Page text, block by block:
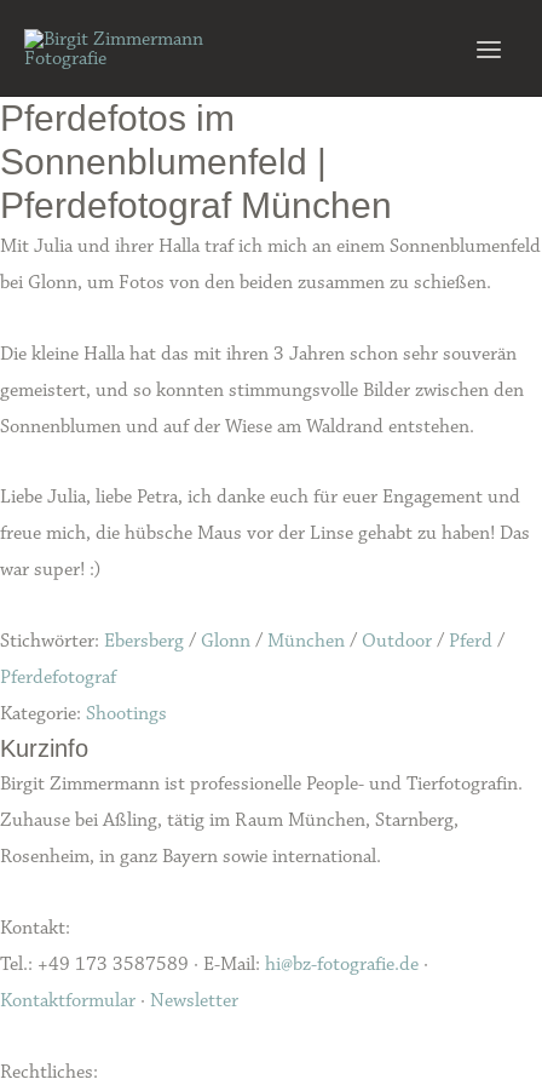
Inhalt
Pferdefotos im
Sonnenblumenfeld |
Pferdefotograf München
Mit Julia und ihrer Halla traf ich mich an einem Sonnenblumenfeld
bei Glonn, um Fotos von den beiden zusammen zu schießen.
Die kleine Halla hat das mit ihren 3 Jahren schon sehr souverän
gemeistert, und so konnten stimmungsvolle Bilder zwischen den
Sonnenblumen und auf der Wiese am Waldrand entstehen.
Liebe Julia, liebe Petra, ich danke euch für euer Engagement und
freue mich, die hübsche Maus vor der Linse gehabt zu haben! Das
war super! :)
Stichwörter: Ebersberg / Glonn / München / Outdoor / Pferd /
Pferdefotograf
Kategorie: Shootings
Kurzinfo
Birgit Zimmermann ist professionelle People- und Tierfotografin.
Zuhause bei Aßling, tätig im Raum München, Starnberg,
Rosenheim, in ganz Bayern sowie international.
Kontakt:
Tel.: +49 173 3587589 · E-Mail: hi@bz-fotografie.de ·
Kontaktformular · Newsletter
Rechtliches: